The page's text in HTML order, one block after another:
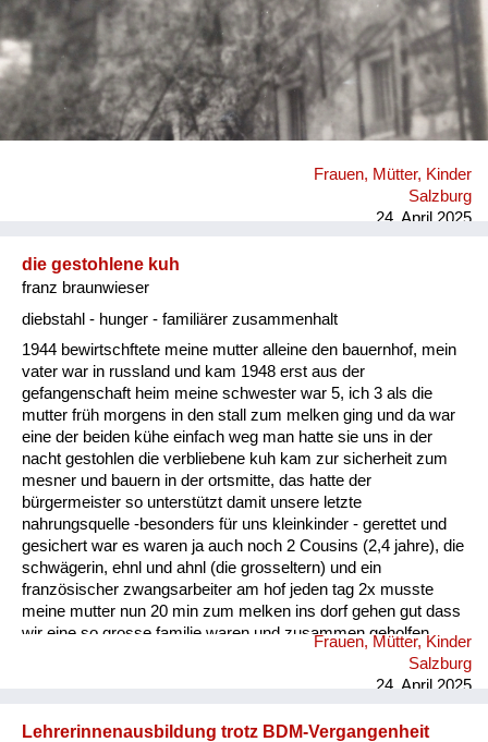
Frauen, Mütter, Kinder
Salzburg
24. April 2025
die gestohlene kuh
franz braunwieser
diebstahl - hunger - familiärer zusammenhalt
1944 bewirtschftete meine mutter alleine den bauernhof, mein
vater war in russland und kam 1948 erst aus der
gefangenschaft heim meine schwester war 5, ich 3 als die
mutter früh morgens in den stall zum melken ging und da war
eine der beiden kühe einfach weg man hatte sie uns in der
nacht gestohlen die verbliebene kuh kam zur sicherheit zum
mesner und bauern in der ortsmitte, das hatte der
bürgermeister so unterstützt damit unsere letzte
nahrungsquelle -besonders für uns kleinkinder - gerettet und
gesichert war es waren ja auch noch 2 Cousins (2,4 jahre), die
schwägerin, ehnl und ahnl (die grosseltern) und ein
französischer zwangsarbeiter am hof jeden tag 2x musste
meine mutter nun 20 min zum melken ins dorf gehen gut dass
wir eine so grosse familie waren und zusammen geholfen
haben die väter waren im krieg die frauen mussten alles alleine
Frauen, Mütter, Kinder
Salzburg
24. April 2025
Lehrerinnenausbildung trotz BDM-Vergangenheit